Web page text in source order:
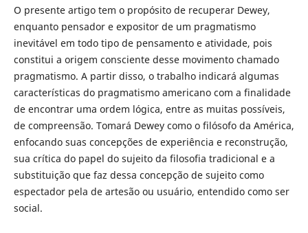
O presente artigo tem o propósito de recuperar Dewey,
enquanto pensador e expositor de um pragmatismo
inevitável em todo tipo de pensamento e atividade, pois
constitui a origem consciente desse movimento chamado
pragmatismo. A partir disso, o trabalho indicará algumas
características do pragmatismo americano com a finalidade
de encontrar uma ordem lógica, entre as muitas possíveis,
de compreensão. Tomará Dewey como o filósofo da América,
enfocando suas concepções de experiência e reconstrução,
sua crítica do papel do sujeito da filosofia tradicional e a
substituição que faz dessa concepção de sujeito como
espectador pela de artesão ou usuário, entendido como ser
social.